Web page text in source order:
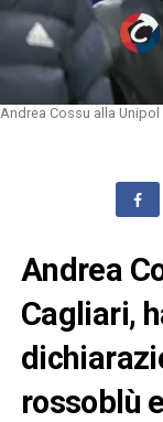
Andrea Cossu alla Unipol
Andrea
Cagliari,
rossoblù